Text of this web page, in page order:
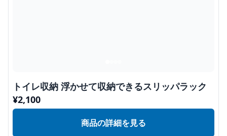
トイレ収納 浮かせて収納できるスリッパラック
¥2,100
商品の詳細を見る